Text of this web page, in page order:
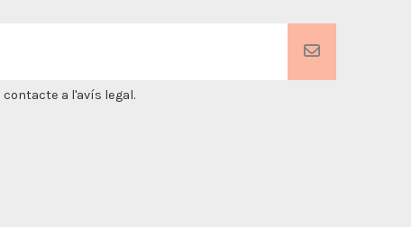
contacte a l'avís legal.